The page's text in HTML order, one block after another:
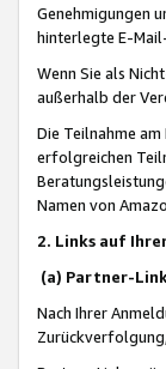
Genehmigungen
hinterlegte E-
Wenn Sie als
außerhalb der
Die Teilnahme
erfolgreichen
Namen von
2. Links auf
(a) Partner-
Nach Ihrer